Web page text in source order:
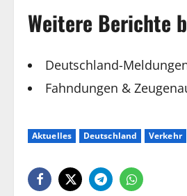
Weitere Berichte
Deutschland-
Fahndungen &
Aktuelles Deutschland Verkehr